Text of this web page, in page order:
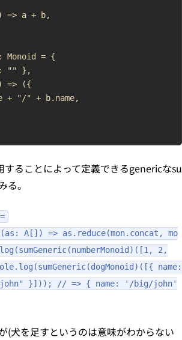
=> a + b,
Monoid = {
"" },
=> ({
+ "/" + b.name,
ることによって定義できるgenericなsu
る。
(as: A[]) => as.reduce(mon.concat, mo
2,
name:
}])); // => { name: '/big/john'
(犬を足すというのは意味がわからない